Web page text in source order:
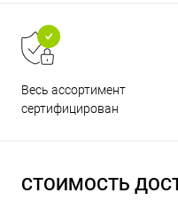
Весь ассортимент
сертифицирован
СТОИМОСТЬ